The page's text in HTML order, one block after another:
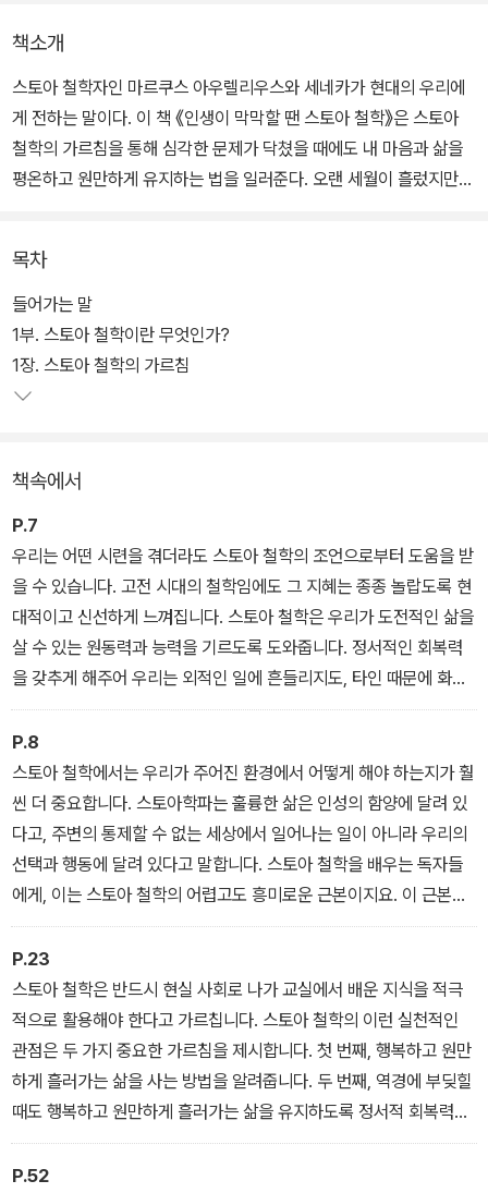
책소개
스토아 철학자인 마르쿠스 아우렐리우스와 세네카가 현대의 우리에
게 전하는 말이다. 이 책 《인생이 막막할 땐 스토아 철학》은 스토아
철학의 가르침을 통해 심각한 문제가 닥쳤을 때에도 내 마음과 삶을
평온하고 원만하게 유지하는 법을 일러준다. 오랜 세월이 흘렀지만
복하는 방법을 배울 수 있다. 배운 것을 삶에 적용할 수만 있다면 우리
는 주변 일에 흔들리거나 타인 때문에 화내고 괴로워하지 않아도 될
것이다.
저자인 요나스 잘츠게버는 스토아 철학의 가르침은 비교적 접하기 쉬
다. 1부에서는 철학의 가르침과 역사, 주요 철학자들, 저자가 구상한
‘스토아 철학의 행복 삼각형’으로 제시된 핵심 원리 등을 개관한다. 이
론 수업을 마치고 윈드서퍼가 바다로 뛰어들듯이, 2부는 우리가 철학
을 일상생활에 적용해볼 수 있게 하는 실제적인 조언과 원칙들로 가
득하다.
목차
들어가는 말
1부. 스토아 철학이란 무엇인가?
1장. 스토아 철학의 가르침
책속에서
P.7
우리는 어떤 시련을 겪더라도 스토아 철학의 조언으로부터 도움을 받
을 수 있습니다. 고전 시대의 철학임에도 그 지혜는 종종 놀랍도록 현
대적이고 신선하게 느껴집니다. 스토아 철학은 우리가 도전적인 삶을
살 수 있는 원동력과 능력을 기르도록 도와줍니다. 정서적인 회복력
을 갖추게 해주어 우리는 외적인 일에 흔들리지도, 타인 때문에 화를
내지도 않게 될 거예요. 스토아 철학은 또한 우리 자신을 잘 다스리는
방법, 폭풍 같은 시련이 닥칠 때 평정심을 유지할 방법을 알려줍니다.
그리고 결정을 내릴 수 있게 해, 그에 따라 일상생활을 대담하면서도
단순하게 꾸릴 수 있도록 도와줄 것입니다.
P.8
스토아 철학에서는 우리가 주어진 환경에서 어떻게 해야 하는지가 훨
씬 더 중요합니다. 스토아학파는 훌륭한 삶은 인성의 함양에 달려 있
다고, 주변의 통제할 수 없는 세상에서 일어나는 일이 아니라 우리의
선택과 행동에 달려 있다고 말합니다. 스토아 철학을 배우는 독자들
에게, 이는 스토아 철학의 어렵고도 흥미로운 근본이지요. 이 근본은
우리에게 책임감을 느끼게 해주고, 삶에 최선을 다하지 못할 변명을
못 대게 만듭니다.
P.23
스토아 철학은 반드시 현실 사회로 나가 교실에서 배운 지식을 적극
적으로 활용해야 한다고 가르칩니다. 스토아 철학의 이런 실천적인
관점은 두 가지 중요한 가르침을 제시합니다. 첫 번째, 행복하고 원만
하게 흘러가는 삶을 사는 방법을 알려줍니다. 두 번째, 역경에 부딪힐
때도 행복하고 원만하게 흘러가는 삶을 유지하도록 정서적 회복력을
발휘하는 방법을 알려줍니다.
P.52